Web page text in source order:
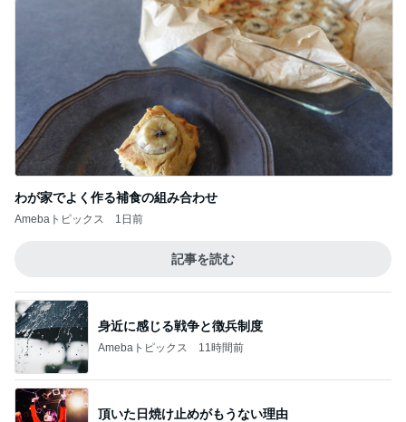
わが家でよく作る補食の組み合わせ
Amebaトピックス 1日前
記事を読む
身近に感じる戦争と徴兵制度
Amebaトピックス 11時間前
頂いた日焼け止めがもうない理由